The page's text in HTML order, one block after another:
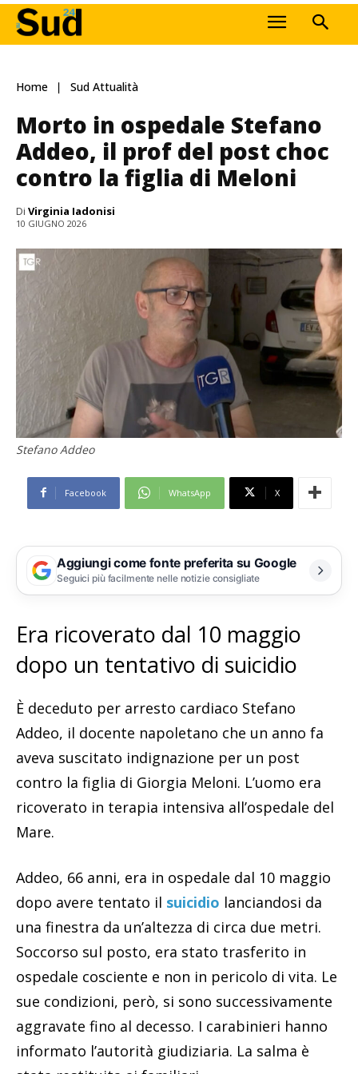
Home Sud Attualità
Morto in ospedale Stefano
Addeo, il prof del post choc
contro la figlia di Meloni
Di Virginia Iadonisi
10 GIUGNO 2026
Stefano Addeo
Facebook WhatsApp X
Aggiungi come fonte preferita su Google
Seguici più facilmente nelle notizie consigliate
Era ricoverato dal 10 maggio
dopo un tentativo di suicidio
È deceduto per arresto cardiaco Stefano
Addeo, il docente napoletano che un anno fa
aveva suscitato indignazione per un post
contro la figlia di Giorgia Meloni. L’uomo era
ricoverato in terapia intensiva all’ospedale del
Mare.
Addeo, 66 anni, era in ospedale dal 10 maggio
dopo avere tentato il suicidio lanciandosi da
una finestra da un’altezza di circa due metri.
Soccorso sul posto, era stato trasferito in
ospedale cosciente e non in pericolo di vita. Le
sue condizioni, però, si sono successivamente
aggravate fino al decesso. I carabinieri hanno
informato l’autorità giudiziaria. La salma è